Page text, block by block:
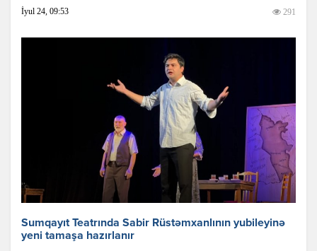
İyul 24, 09:53 291
Sumqayıt Teatrında Sabir Rüstəmxanlının yubileyinə
yeni tamaşa hazırlanır